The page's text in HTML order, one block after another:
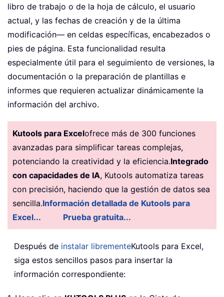
libro de trabajo o de la hoja de cálculo, el usuario
actual, y las fechas de creación y de la última
modificación— en celdas específicas, encabezados o
pies de página. Esta funcionalidad resulta
especialmente útil para el seguimiento de versiones, la
documentación o la preparación de plantillas e
informes que requieren actualizar dinámicamente la
información del archivo.
Kutools para Excelofrece más de 300 funciones
avanzadas para simplificar tareas complejas,
potenciando la creatividad y la eficiencia.Integrado
con capacidades de IA, Kutools automatiza tareas
con precisión, haciendo que la gestión de datos sea
sencilla.Información detallada de Kutools para
Excel...
Prueba gratuita...
Después de instalar librementeKutools para Excel,
siga estos sencillos pasos para insertar la
información correspondiente: